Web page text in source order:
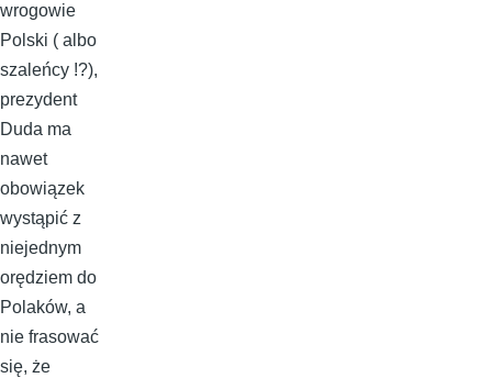
wrogowie
Polski ( albo
szaleńcy !?),
prezydent
Duda ma
nawet
obowiązek
wystąpić z
niejednym
orędziem do
Polaków, a
nie frasować
się, że